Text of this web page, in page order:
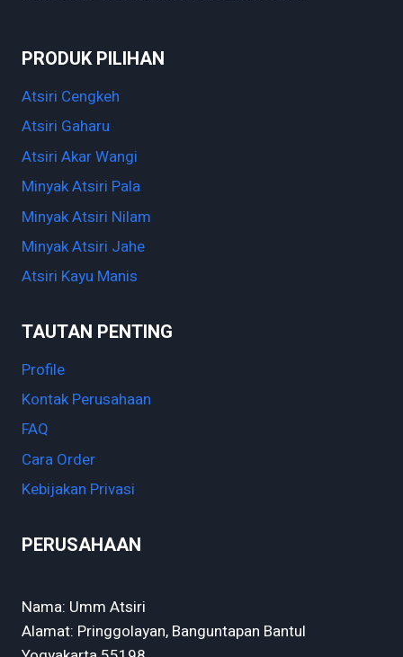
PRODUK PILIHAN
Atsiri Cengkeh
Atsiri Gaharu
Atsiri Akar Wangi
Minyak Atsiri Pala
Minyak Atsiri Nilam
Minyak Atsiri Jahe
Atsiri Kayu Manis
TAUTAN PENTING
Profile
Kontak Perusahaan
FAQ
Cara Order
Kebijakan Privasi
PERUSAHAAN
Nama: Umm Atsiri
Alamat: Pringgolayan, Banguntapan Bantul